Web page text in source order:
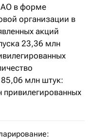
АО в форме
организации в
акций
23,36 млн
млн штук: